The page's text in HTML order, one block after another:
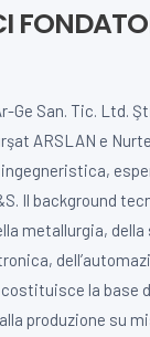
Ge San. Tic. Ltd.
ARSLAN e
Il background
metallurgia, della
la base
produzione su